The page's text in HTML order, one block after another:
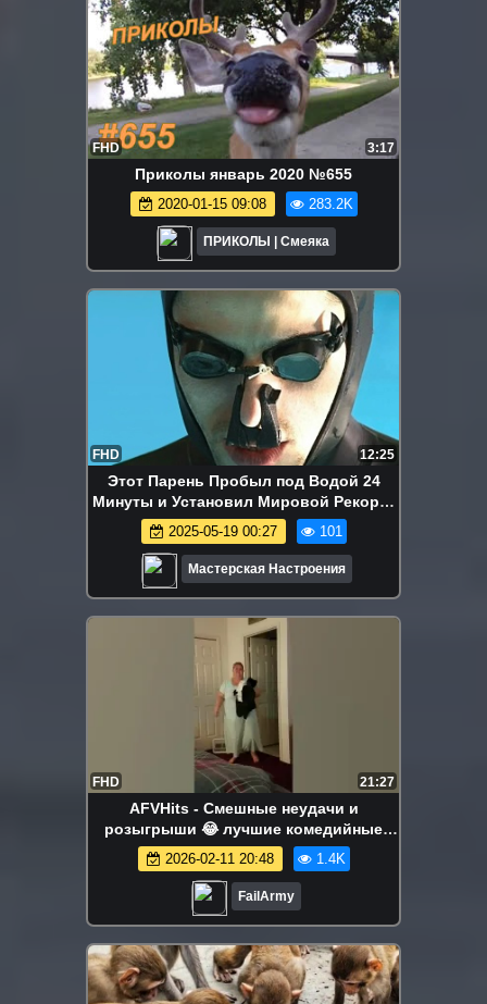
FHD 3:17
Приколы январь 2020 №655
2020-01-15 09:08 283.2K
ПРИКОЛЫ | Смеяка
FHD 12:25
Этот Парень Пробыл под Водой 24
Минуты и Установил Мировой Рекорд!
- Мастерская Настроения
2025-05-19 00:27 101
Мастерская Настроения
FHD 21:27
AFVHits - Смешные неудачи и
розыгрыши 😂 лучшие комедийные
подборки
2026-02-11 20:48 1.4K
FailArmy